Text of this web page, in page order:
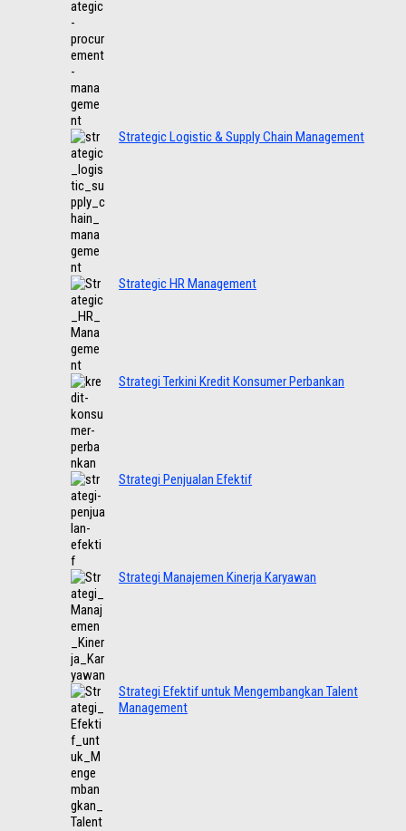
Strategic Logistic & Supply Chain Management
Strategic HR Management
Strategi Terkini Kredit Konsumer Perbankan
Strategi Penjualan Efektif
Strategi Manajemen Kinerja Karyawan
Strategi Efektif untuk Mengembangkan Talent
Management